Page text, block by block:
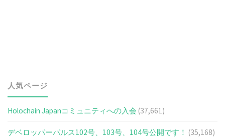
人気ページ
Holochain Japanコミュニティへの入会 (37,661)
デベロッパーパルス102号、103号、104号公開です！ (35,168)